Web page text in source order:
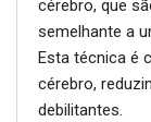
cérebro, que
semelhante a
Esta técnica é
cérebro,
debilitantes.